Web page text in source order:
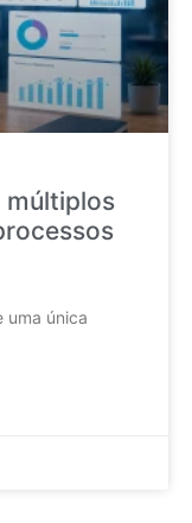
múltiplos
uma única